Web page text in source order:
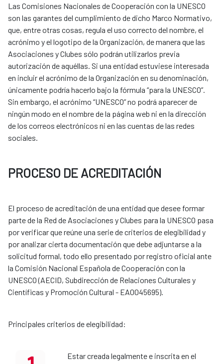
Las Comisiones Nacionales de Cooperación con la UNESCO
son las garantes del cumplimiento de dicho Marco Normativo,
que, entre otras cosas, regula el uso correcto del nombre, el
acrónimo y el logotipo de la Organización, de manera que las
Asociaciones y Clubes sólo podrán utilizarlos previa
autorización de aquéllas. Si una entidad estuviese interesada
en incluir el acrónimo de la Organización en su denominación,
únicamente podría hacerlo bajo la fórmula “para la UNESCO”.
Sin embargo, el acrónimo “UNESCO” no podrá aparecer de
ningún modo en el nombre de la página web ni en la dirección
de los correos electrónicos ni en las cuentas de las redes
sociales.
PROCESO DE ACREDITACIÓN
El proceso de acreditación de una entidad que desee formar
parte de la Red de Asociaciones y Clubes para la UNESCO pasa
por verificar que reúne una serie de criterios de elegibilidad y
por analizar cierta documentación que debe adjuntarse a la
solicitud formal, todo ello presentado por registro oficial ante
la Comisión Nacional Española de Cooperación con la
UNESCO (AECID, Subdirección de Relaciones Culturales y
Científicas y Promoción Cultural - EA0045695).
Principales criterios de elegibilidad:
Estar creada legalmente e inscrita en el